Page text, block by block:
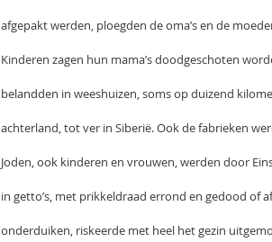
afgepakt werden, ploegden de oma’s en de
Kinderen zagen hun mama’s doodgeschoten
belandden in weeshuizen, soms op duizend
achterland, tot ver in Siberië. Ook de fabrieken
Joden, ook kinderen en vrouwen, werden door
in getto’s, met prikkeldraad errond en gedood of
onderduiken, riskeerde met heel het gezin